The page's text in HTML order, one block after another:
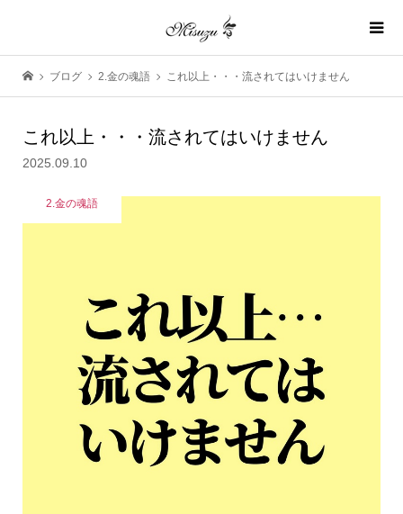
ブログ 2.金の魂語 これ以上・・・流されてはいけません
これ以上・・・流されてはいけません
2025.09.10
2.金の魂語